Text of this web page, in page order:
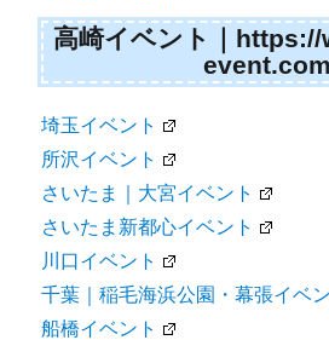
高崎イベント｜
埼玉イベント
所沢イベント
さいたま｜大宮イベント
さいたま新都心イベント
川口イベント
千葉｜稲毛海浜公園・幕張イベ
船橋イベント